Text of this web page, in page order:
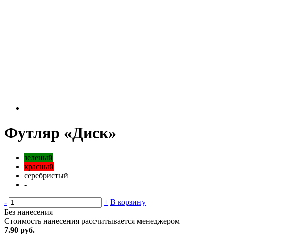
Футляр «Диск»
зеленый
красный
серебристый
-
- + В корзину
Без нанесения
Стоимость нанесения рассчитывается менеджером
7.90 руб.